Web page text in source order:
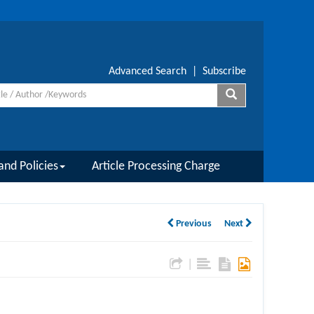
Advanced Search Subscribe
Policies Article Processing Charge
Previous Next